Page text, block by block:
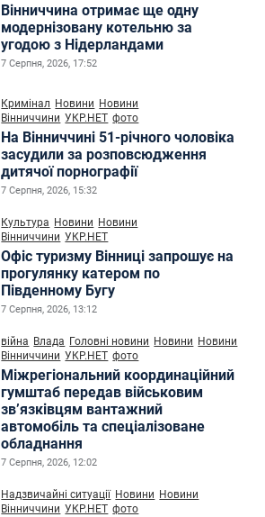
Вінниччина отримає ще одну
модернізовану котельню за
угодою з Нідерландами
7 Серпня, 2026, 17:52
Кримінал Новини Новини
Вінниччини УКР.НЕТ фото
На Вінниччині 51-річного чоловіка
засудили за розповсюдження
дитячої порнографії
7 Серпня, 2026, 15:32
Культура Новини Новини
Вінниччини УКР.НЕТ
Офіс туризму Вінниці запрошує на
прогулянку катером по
Південному Бугу
7 Серпня, 2026, 13:12
війна Влада Головні новини Новини Новини
Вінниччини УКР.НЕТ фото
Міжрегіональний координаційний
гумштаб передав військовим
зв’язківцям вантажний
автомобіль та спеціалізоване
обладнання
7 Серпня, 2026, 12:02
Надзвичайні ситуації Новини Новини
Вінниччини УКР.НЕТ фото